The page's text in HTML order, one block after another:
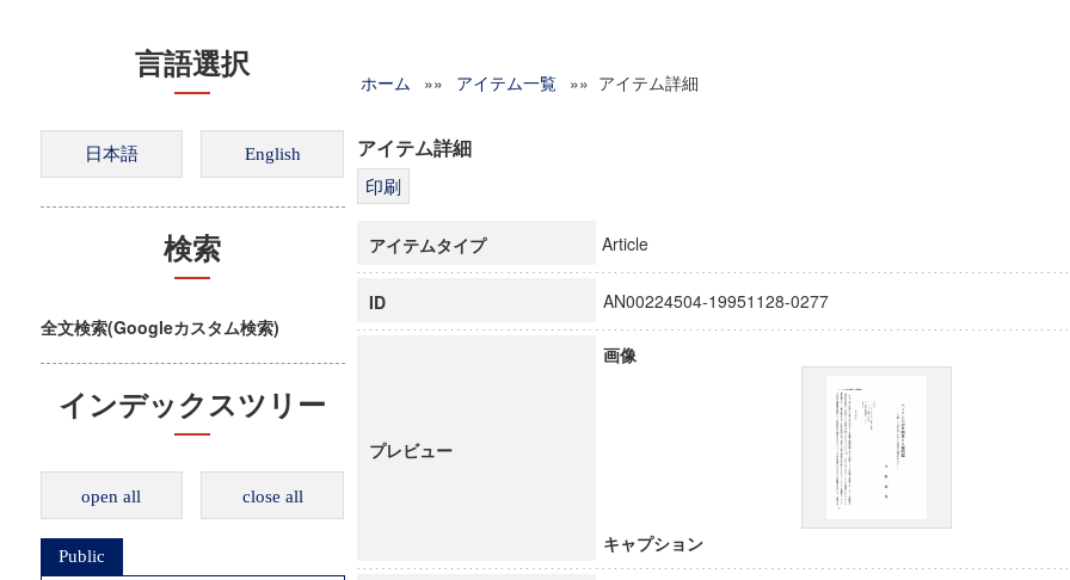
言語選択
検索
全文検索(Googleカスタム検索)
インデックスツリー
open all close all
Public
ホーム »» アイテム一覧 »» アイテム詳細
アイテム詳細
アイテムタイプ Article
ID AN00224504-19951128-0277
プレビュー
画像
キャプション